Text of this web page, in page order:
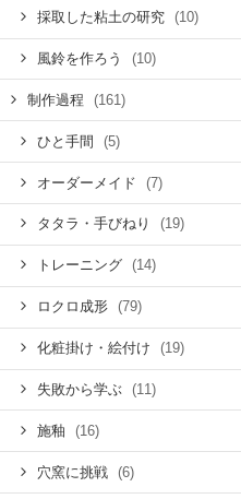
採取した粘土の研究 (10)
風鈴を作ろう (10)
制作過程 (161)
ひと手間 (5)
オーダーメイド (7)
タタラ・手びねり (19)
トレーニング (14)
ロクロ成形 (79)
化粧掛け・絵付け (19)
失敗から学ぶ (11)
施釉 (16)
穴窯に挑戦 (6)